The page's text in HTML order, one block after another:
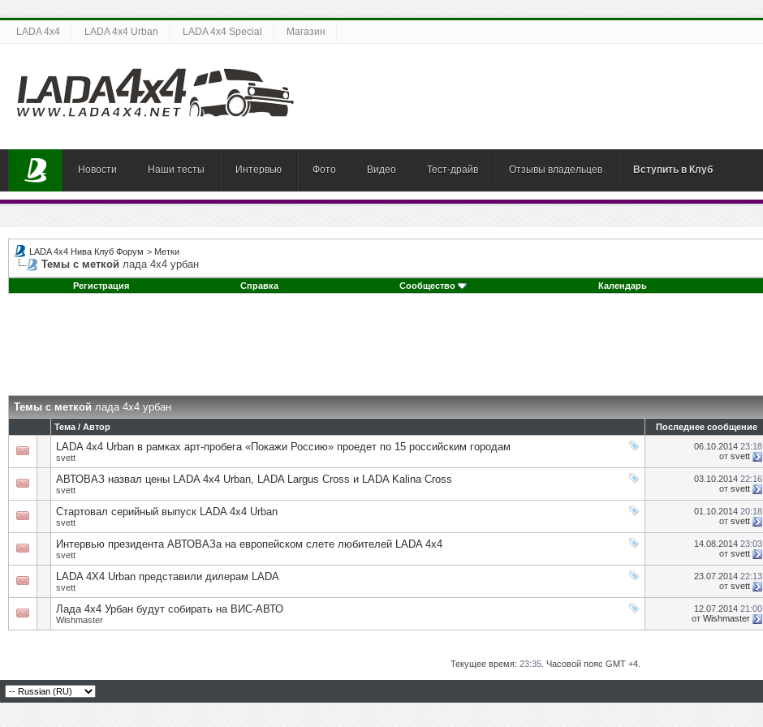
LADA 4x4 LADA 4x4 Urban LADA 4x4 Special Магазин
Новости Наши тесты Интервью Фото Видео Тест-драйв Отзывы владельцев Вступить в Клуб
LADA 4x4 Нива Клуб Форум > Метки
Темы с меткой лада 4х4 урбан
Регистрация
Справка Сообщество Календарь
Темы с меткойлада 4х4 урбан
Тема / Автор Последнее сообщение
LADA 4х4 Urban в рамках арт-пробега «Покажи Россию» проедет по 15 российским городам
svett
06.10.2014 23:18
от svett
АВТОВАЗ назвал цены LADA 4х4 Urban, LADA Largus Cross и LADA Kalina Cross
svett
03.10.2014 22:16
от svett
Стартовал серийный выпуск LADA 4х4 Urban
svett
01.10.2014 20:18
от svett
Интервью президента АВТОВАЗа на европейском слете любителей LADA 4х4
svett
14.08.2014 23:03
от svett
LADA 4X4 Urban представили дилерам LADA
svett
23.07.2014 22:13
от svett
Лада 4х4 Урбан будут собирать на ВИС-АВТО
Wishmaster
12.07.2014 21:00
от Wishmaster
Текущее время: 23:35 . Часовой пояс GMT +4.